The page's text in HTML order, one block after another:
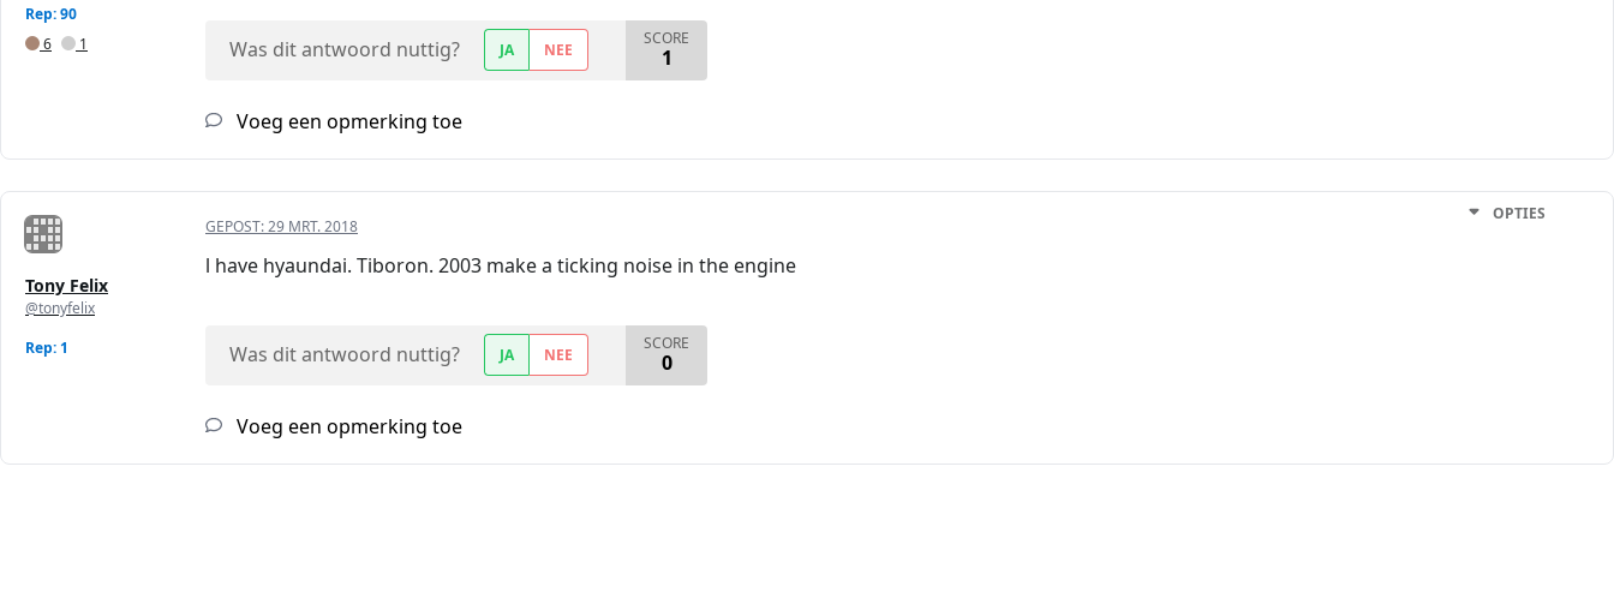
Rep: 90
6
1 Was dit antwoord nuttig? JA NEE
SCORE
1
Voeg een opmerking toe
Tony Felix
@tonyfelix
Rep: 1
GEPOST:29 MRT. 2018
OPTIES
l have hyaundai. Tiboron. 2003 make a ticking noise in the engine
Was dit antwoord nuttig? JA NEE
SCORE
0
Voeg een opmerking toe